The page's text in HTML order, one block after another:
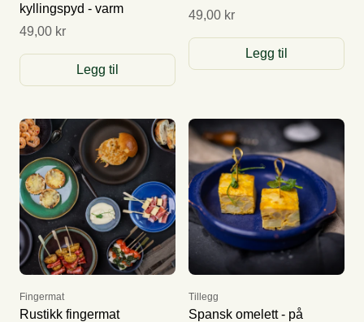
kyllingspyd - varm
49,00 kr
Legg til
49,00 kr
Legg til
Fingermat
Rustikk fingermat
Tillegg
Spansk omelett - på